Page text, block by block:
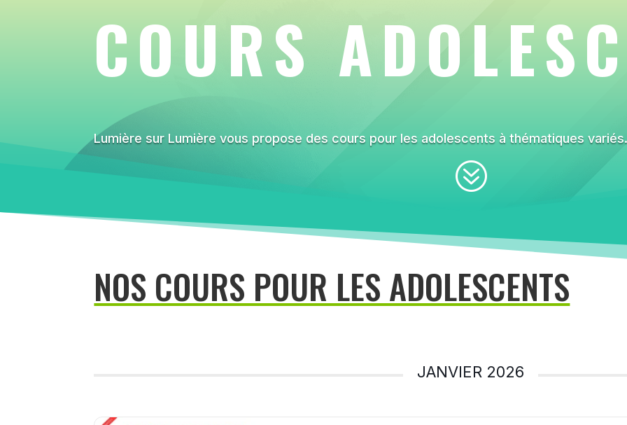
COURS
Lumière sur Lumière vous propose des cours pour les adolescents à thématiques
?
NOS COURS POUR LES ADOLESCENTS
JANVIER 2026